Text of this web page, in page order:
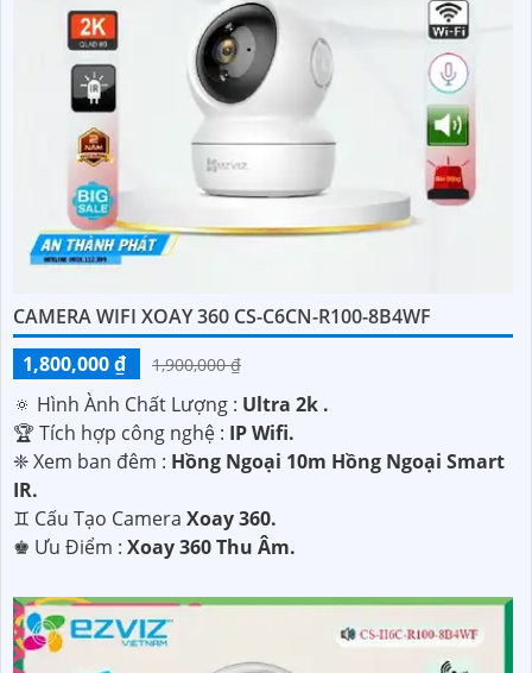
CAMERA WIFI XOAY 360 CS-C6CN-R100-8B4WF
1,800,000 ₫
1,900,000 ₫
🔅 Hình Ành Chất Lượng : Ultra 2k .
🏆 Tích hợp công nghệ : IP Wifi.
❈ Xem ban đêm : Hồng Ngoại 10m Hồng Ngoại Smart
IR.
♊ Cấu Tạo Camera Xoay 360.
️♚ Ưu Điểm : Xoay 360 Thu Âm.